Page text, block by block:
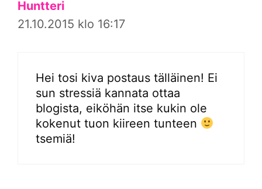
Huntteri
21.10.2015 klo 16:17
Hei tosi kiva postaus tälläinen! Ei
sun stressiä kannata ottaa
blogista, eiköhän itse kukin ole
kokenut tuon kiireen tunteen
tsemiä!